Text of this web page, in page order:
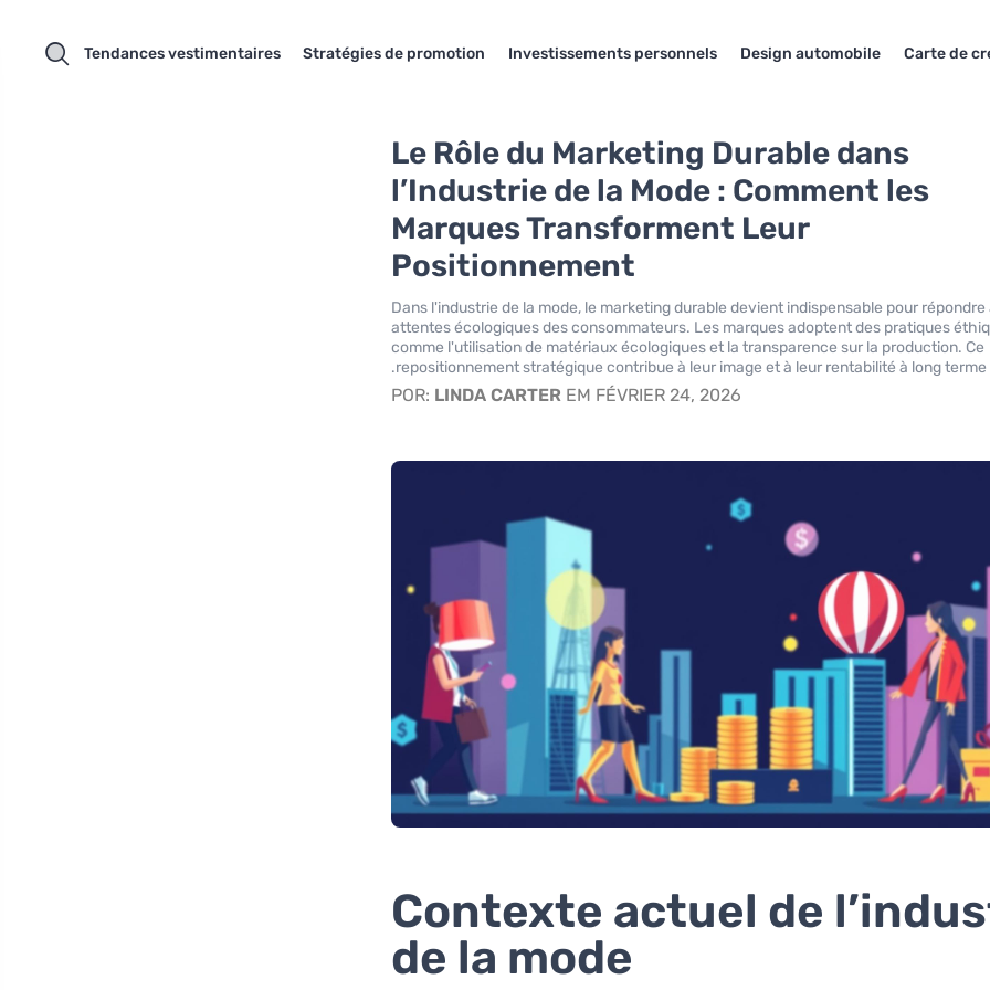
Carte de
Design automobile
Investissements personnels
Stratégies de promotion
Tendances vestimentaires
Le Rôle du Marketing Durable dans
l’Industrie de la Mode : Comment les
Marques Transforment Leur
Positionnement
Dans l'industrie de la mode, le marketing durable devient indispensable pour répondre
attentes écologiques des consommateurs. Les marques adoptent des pratiques
comme l'utilisation de matériaux écologiques et la transparence sur la production. Ce
repositionnement stratégique contribue à leur image et à leur rentabilité à long terme.
POR: LINDA CARTER EM FÉVRIER 24, 2026
Contexte actuel de
de la mode